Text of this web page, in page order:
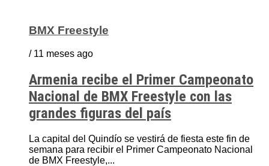
BMX Freestyle
/ 11 meses ago
Armenia recibe el Primer Campeonato
Nacional de BMX Freestyle con las
grandes figuras del país
La capital del Quindío se vestirá de fiesta este fin de
semana para recibir el Primer Campeonato Nacional
de BMX Freestyle,...